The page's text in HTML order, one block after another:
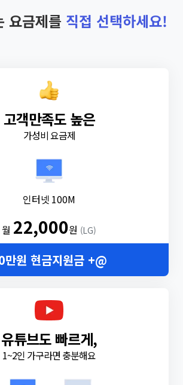
요금제를 직접 선택하세요!
고객만족도 높은
가성비 요금제
인터넷 100M
월 22,000원 (LG)
만원 현금지원금 +@
유튜브도 빠르게,
1~2인 가구라면 충분해요